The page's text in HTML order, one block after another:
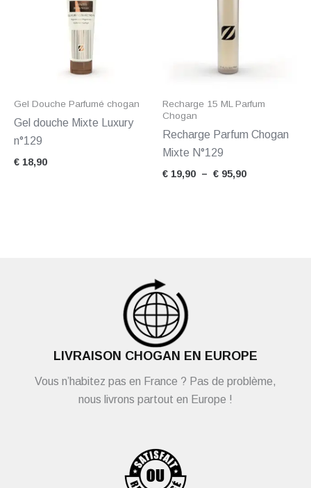
Gel Douche Parfumé chogan
Gel douche Mixte Luxury
n°129
€ 18,90
Recharge 15 ML Parfum
Chogan
Recharge Parfum Chogan
Mixte N°129
€ 19,90 – € 95,90
LIVRAISON CHOGAN EN EUROPE
Vous n’habitez pas en France ? Pas de problème,
nous livrons partout en Europe !